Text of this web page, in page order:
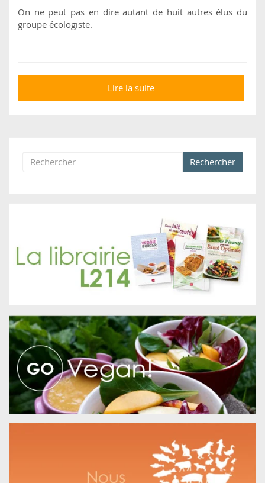
On ne peut pas en dire autant de huit autres élus du
groupe écologiste.
Lire la suite
dépose une
Formulaire de recherche
Rechercher